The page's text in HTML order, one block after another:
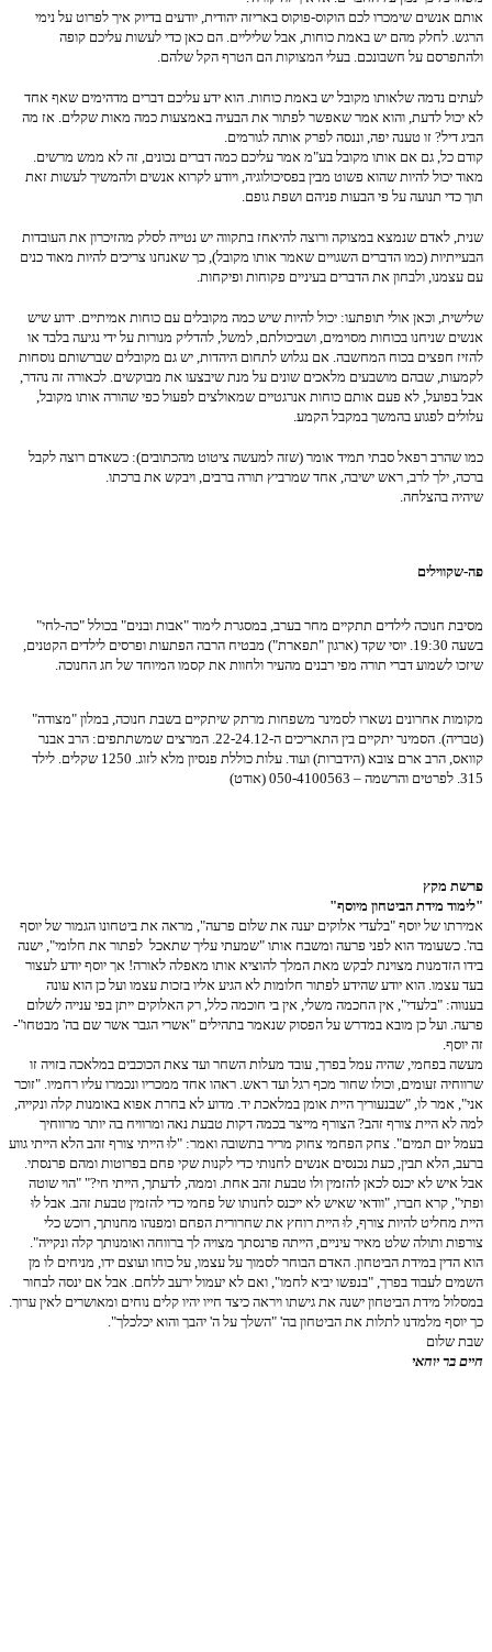
אותם אנשים שימכרו לכם הוקוס-פוקוס באריזה יהודית, יודעים בדיוק איך לפרוט על נימי
הרגש. לחלק מהם יש באמת כוחות, אבל שליליים. הם כאן כדי לעשות עליכם קופה
ולהתפרסם על חשבונכם. בעלי המצוקות הם הטרף הקל שלהם.
לעתים נדמה שלאותו מקובל יש באמת כוחות. הוא ידע עליכם דברים מדהימים שאף אחד
לא יכול לדעת, והוא אמר שאפשר לפתור את הבעיה באמצעות כמה מאות שקלים. אז מה
הביג דיל? זו טענה יפה, וננסה לפרק אותה לגורמים.
קודם כל, גם אם אותו מקובל בע"מ אמר עליכם כמה דברים נכונים, זה לא ממש מרשים.
מאוד יכול להיות שהוא פשוט מבין בפסיכולוגיה, ויודע לקרוא אנשים ולהמשיך לעשות זאת
תוך כדי תנועה על פי הבעות פניהם ושפת גופם.
שנית, לאדם שנמצא במצוקה ורוצה להיאחז בתקווה יש נטייה לסלק מהזיכרון את העובדות
הבעייתיות (כמו הדברים השגויים שאמר אותו מקובל), כך שאנחנו צריכים להיות מאוד כנים
עם עצמנו, ולבחון את הדברים בעיניים פקוחות ופיקחות.
שלישית, וכאן אולי תופתעו: יכול להיות שיש כמה מקובלים עם כוחות אמיתיים. ידוע שיש
אנשים שניחנו בכוחות מסוימים, ושביכולתם, למשל, להדליק מנורות על ידי נגיעה בלבד או
להזיז חפצים בכוח המחשבה. אם נגלוש לתחום היהדות, יש גם מקובלים שברשותם נוסחות
לקמעות, שבהם מושבעים מלאכים שונים על מנת שיבצעו את מבוקשים. לכאורה זה נהדר,
אבל בפועל, לא פעם אותם כוחות אנרגטיים שמאולצים לפעול כפי שהורה אותו מקובל,
עלולים לפגוע בהמשך במקבל הקמע.
כמו שהרב רפאל סבתי תמיד אומר (שזה למעשה ציטוט מהכתובים): כשאדם רוצה לקבל
ברכה, ילך לרב, ראש ישיבה, אחד שמרביץ תורה ברבים, ויבקש את ברכתו.
שיהיה בהצלחה.
פה-שקווילים
מסיבת חנוכה לילדים תתקיים מחר בערב, במסגרת לימוד "אבות ובנים" בכולל "כה-לחי"
בשעה 19:30. יוסי שקד (ארגון "תפארת") מבטיח הרבה הפתעות ופרסים לילדים הקטנים,
שיזכו לשמוע דברי תורה מפי רבנים מהעיר ולחוות את קסמו המיוחד של חג החנוכה.
מקומות אחרונים נשארו לסמינר משפחות מרתק שיתקיים בשבת חנוכה, במלון "מצודה"
(טבריה). הסמינר יתקיים בין התאריכים ה-22-24.12. המרצים שמשתתפים: הרב אבנר
קוואס, הרב ארם צובא (הידברות) ועוד. עלות כוללת פנסיון מלא לזוג. 1250 שקלים. לילד
315. לפרטים והרשמה – 050-4100563 (אודט)
פרשת מקץ
"לימוד מידת הביטחון מיוסף"
אמירתו של יוסף "בלעדי אלוקים יענה את שלום פרעה", מראה את ביטחונו הגמור של יוסף
בה'. כשעומד הוא לפני פרעה ומשבח אותו "שמעתי עליך שתאכל לפתור את חלומי", ישנה
בידו הזדמנות מצוינת לבקש מאת המלך להוציא אותו מאפלה לאורה! אך יוסף יודע לעצור
בעד עצמו. הוא יודע שהידע לפתור חלומות לא הגיע אליו בזכות עצמו ועל כן הוא עונה
בענווה: "בלעדי", אין החכמה משלי, אין בי חוכמה כלל, רק האלוקים ייתן בפי ענייה לשלום
פרעה. ועל כן מובא במדרש על הפסוק שנאמר בתהילים "אשרי הגבר אשר שם בה' מבטחו"-
זה יוסף.
מעשה בפחמי, שהיה עמל בפרך, עובד מעלות השחר ועד צאת הכוכבים במלאכה בזויה זו
שרווחיה זעומים, וכולו שחור מכף רגל ועד ראש. ראהו אחד ממכריו ונכמרו עליו רחמיו. "זוכר
אני", אמר לו, "שבנעוריך היית אומן במלאכת יד. מדוע לא בחרת אפוא באומנות קלה ונקייה,
למה לא היית צורף זהב? הצורף מייצר בכמה דקות טבעת נאה ומרוויח בה יותר מרווחיך
בעמל יום תמים". צחק הפחמי צחוק מריר בתשובה ואמר: "לוּ הייתי צורף זהב הלא הייתי גווע
ברעב, הלא תבין, כעת נכנסים אנשים לחנותי כדי לקנות שקי פחם בפרוטות ומהם פרנסתי.
אבל איש לא יכנס לכאן להזמין ולו טבעת זהב אחת. וממה, לדעתך, הייתי חי?" "הוי שוטה
ופתי", קרא חברו, "וודאי שאיש לא ייכנס לחנותו של פחמי כדי להזמין טבעת זהב. אבל לוּ
היית מחליט להיות צורף, לוּ היית רוחץ את שחרורית הפחם ומפנהו מחנותך, רוכש כלי
צורפות ותולה שלט מאיר עיניים, הייתה פרנסתך מצויה לך ברווחה ואומנותך קלה ונקייה".
הוא הדין במידת הביטחון. האדם הבוחר לסמוך על עצמו, על כוחו ועוצם ידו, מניחים לו מן
השמים לעבוד בפרך, "בנפשו יביא לחמו", ואם לא יעמול ירעב ללחם. אבל אם ינסה לבחור
במסלול מידת הביטחון ישנה את גישתו ויראה כיצד חייו יהיו קלים נוחים ומאושרים לאין ערוך.
כך יוסף מלמדנו לתלות את הביטחון בה' "השלך על ה' יהבך והוא יכלכלך".
שבת שלום
חיים בר יוחאי